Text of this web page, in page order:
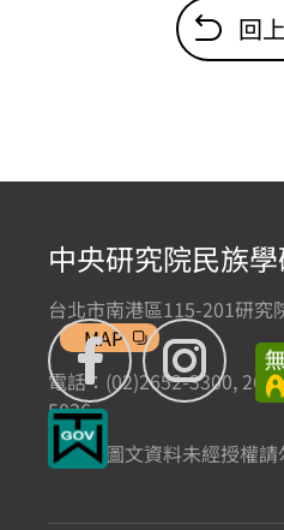
回
中央研究院民族
台北市南港區115-201研究
MAP
電話：(02)2652-3300,
5836
本網站圖文資料未經授權請